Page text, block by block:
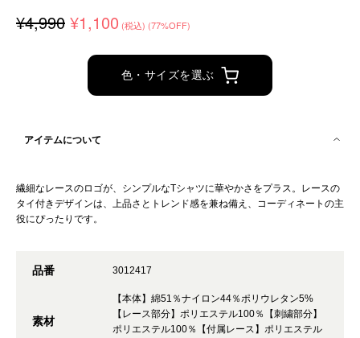
¥4,990 ¥1,100 (税込) (77%OFF)
色・サイズを選ぶ
アイテムについて
繊細なレースのロゴが、シンプルなTシャツに華やかさをプラス。レースの
タイ付きデザインは、上品さとトレンド感を兼ね備え、コーディネートの主
役にぴったりです。
品番 3012417
素材
【本体】綿51％ナイロン44％ポリウレタン5%
【レース部分】ポリエステル100％【刺繍部分】
ポリエステル100％【付属レース】ポリエステル